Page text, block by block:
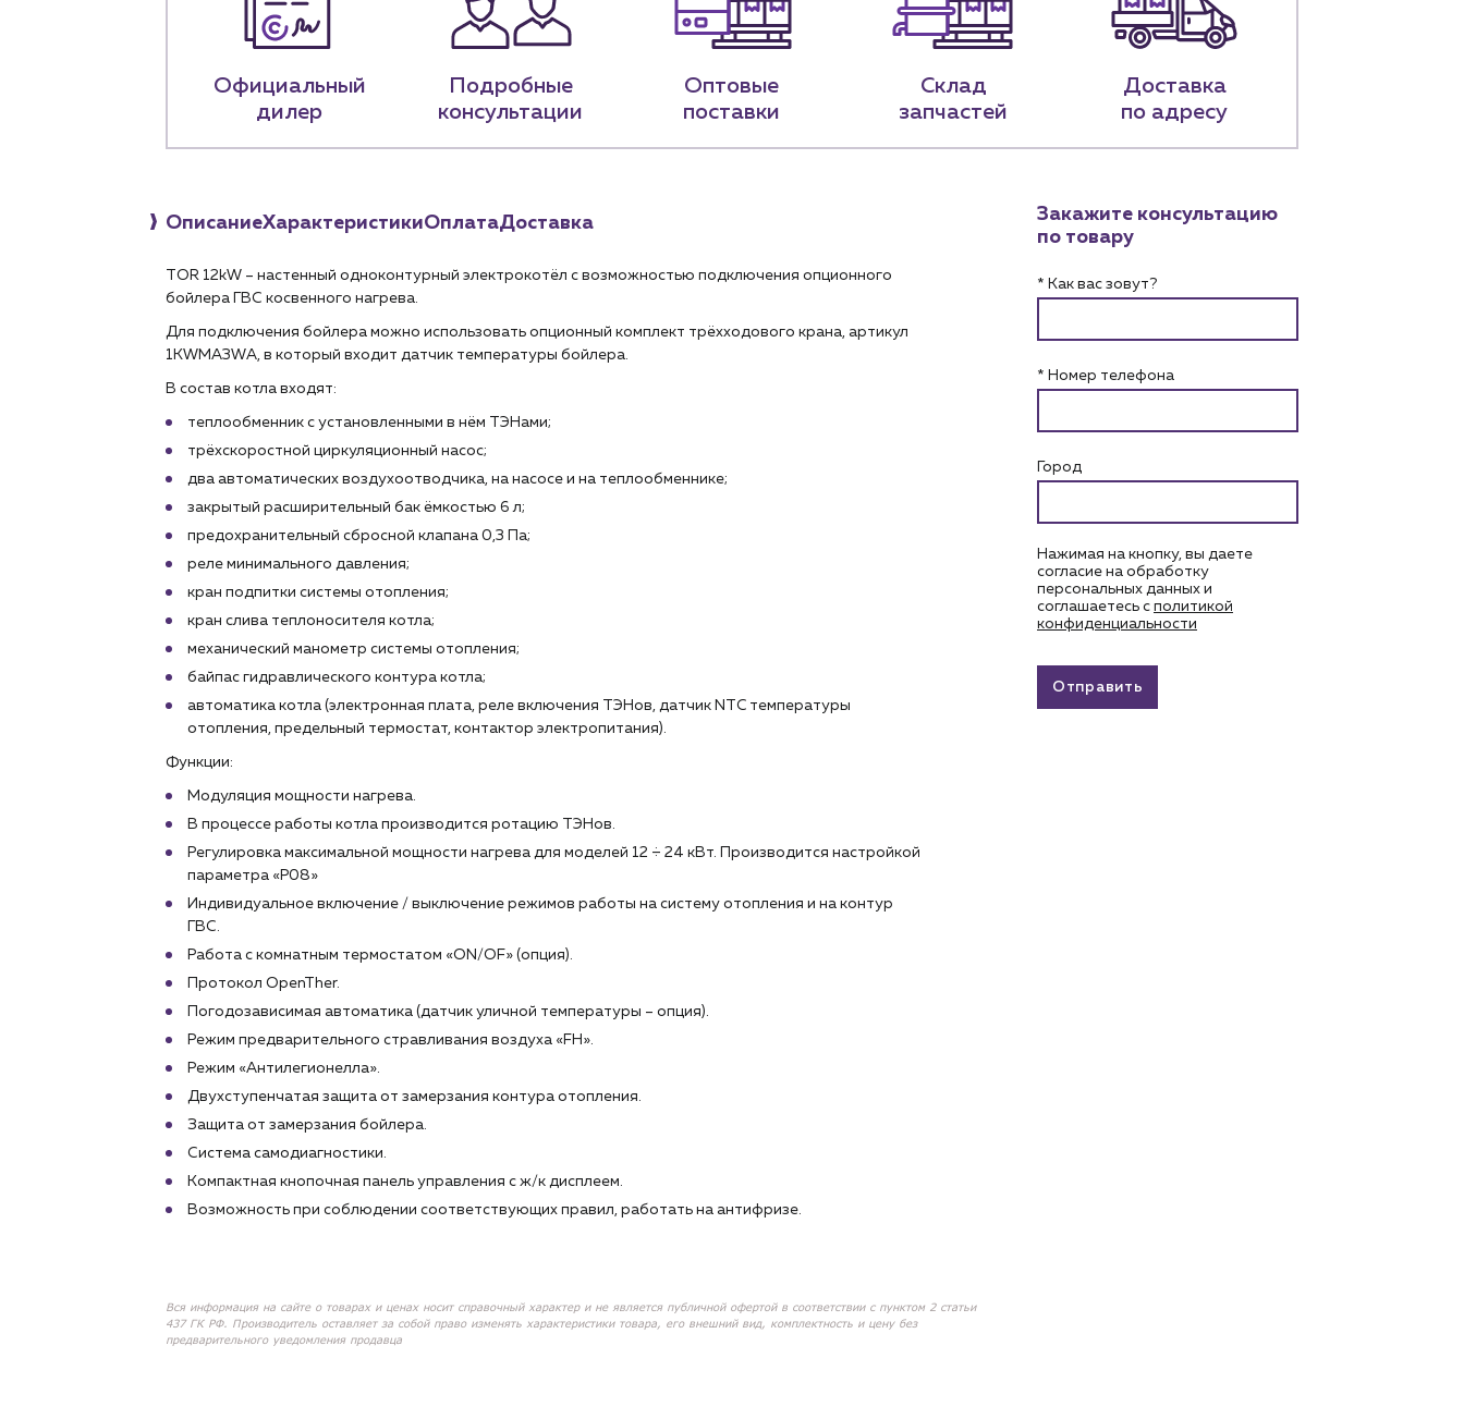
История компании
+7 (918) 070-19-79 sales@profpotok.ru
Официальный
дилер
Подробные
консультации
Оптовые
поставки
Склад
запчастей
Доставка
по адресу
ОписаниеХарактеристикиОплатаДоставка
TOR 12kW – настенный одноконтурный электрокотёл с возможностью подключения опционного
бойлера ГВС косвенного нагрева.
Для подключения бойлера можно использовать опционный комплект трёхходового крана, артикул
1KWMA3WA, в который входит датчик температуры бойлера.
В состав котла входят:
теплообменник с установленными в нём ТЭНами;
трёхскоростной циркуляционный насос;
два автоматических воздухоотводчика, на насосе и на теплообменнике;
закрытый расширительный бак ёмкостью 6 л;
предохранительный сбросной клапана 0,3 Па;
реле минимального давления;
кран подпитки системы отопления;
кран слива теплоносителя котла;
механический манометр системы отопления;
байпас гидравлического контура котла;
автоматика котла (электронная плата, реле включения ТЭНов, датчик NTC температуры
отопления, предельный термостат, контактор электропитания).
Функции:
Модуляция мощности нагрева.
В процессе работы котла производится ротацию ТЭНов.
Регулировка максимальной мощности нагрева для моделей 12 ÷ 24 кВт. Производится настройкой
параметра «Р08»
Индивидуальное включение / выключение режимов работы на систему отопления и на контур
ГВС.
Работа с комнатным термостатом «ON/OF» (опция).
Протокол OpenTher.
Погодозависимая автоматика (датчик уличной температуры – опция).
Режим предварительного стравливания воздуха «FH».
Режим «Антилегионелла».
Двухступенчатая защита от замерзания контура отопления.
Защита от замерзания бойлера.
Система самодиагностики.
Компактная кнопочная панель управления с ж/к дисплеем.
Возможность при соблюдении соответствующих правил, работать на антифризе.
Вся информация на сайте о товарах и ценах носит справочный характер и не является публичной офертой в соответствии с пунктом 2 статьи
437 ГК РФ. Производитель оставляет за собой право изменять характеристики товара, его внешний вид, комплектность и цену без
предварительного уведомления продавца
Закажите консультацию
по товару
* Как вас зовут?
* Номер телефона
Город
Нажимая на кнопку, вы даете
согласие на обработку
персональных данных и
соглашаетесь c политикой
конфиденциальности
Отправить